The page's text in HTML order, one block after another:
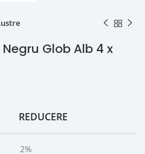
Glob Alb 4 x
REDUCERE
2%